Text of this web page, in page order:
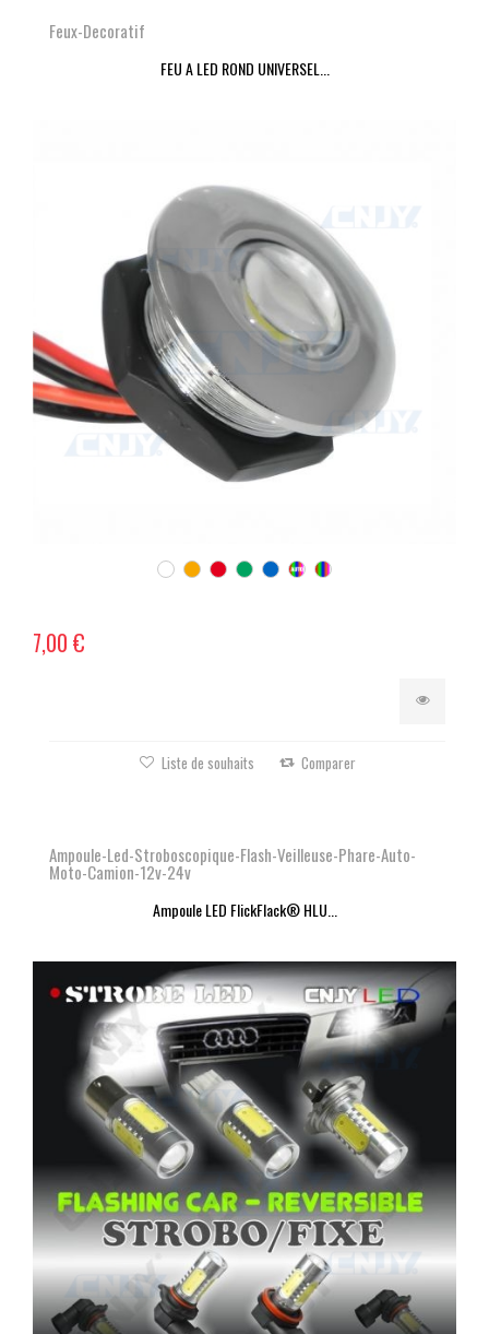
Feux-Decoratif
FEU A LED ROND UNIVERSEL...
7,00 €
Liste de souhaits Comparer
Ampoule-Led-Stroboscopique-Flash-Veilleuse-Phare-Auto-
Moto-Camion-12v-24v
Ampoule LED FlickFlack® HLU...